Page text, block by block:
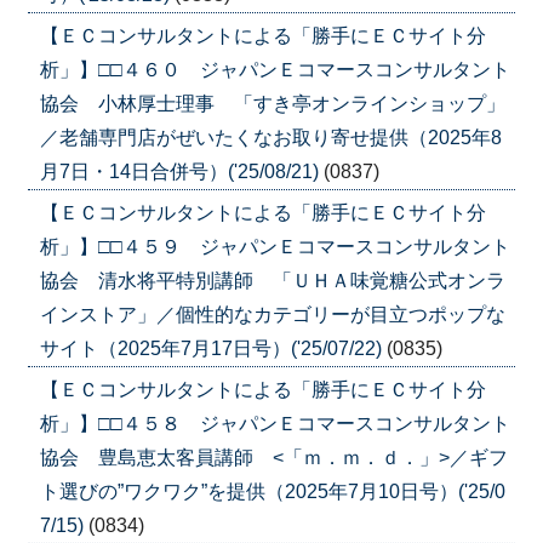
【ＥＣコンサルタントによる「勝手にＥＣサイト分
析」】□□４６０ ジャパンＥコマースコンサルタント
協会 小林厚士理事 「すき亭オンラインショップ」
／老舗専門店がぜいたくなお取り寄せ提供（2025年8
月7日・14日合併号）('25/08/21) (0837)
【ＥＣコンサルタントによる「勝手にＥＣサイト分
析」】□□４５９ ジャパンＥコマースコンサルタント
協会 清水将平特別講師 「ＵＨＡ味覚糖公式オンラ
インストア」／個性的なカテゴリーが目立つポップな
サイト（2025年7月17日号）('25/07/22) (0835)
【ＥＣコンサルタントによる「勝手にＥＣサイト分
析」】□□４５８ ジャパンＥコマースコンサルタント
協会 豊島恵太客員講師 <「ｍ．ｍ．ｄ．」>／ギフ
ト選びの”ワクワク”を提供（2025年7月10日号）('25/0
7/15) (0834)